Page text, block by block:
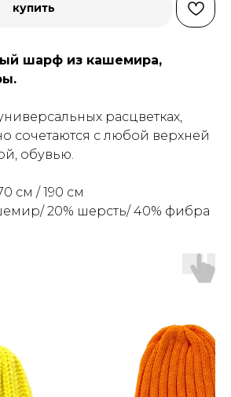
купить
шарф из кашемира,
расцветках,
сочетаются с любой верхней
обувью.
см / 190 см
20% шерсть/ 40% фибра